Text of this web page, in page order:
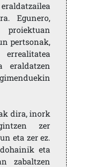
Egunero,
pertsonak,
eraldatzen
dira, inork
zer
eta zer ez.
eta
zabaltzen